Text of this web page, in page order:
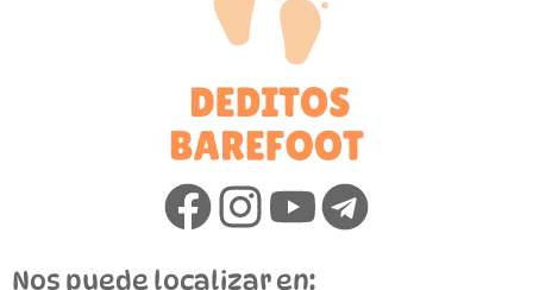
Nos puede localizar en: